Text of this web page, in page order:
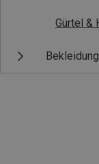
Gürtel &
Bekleidung